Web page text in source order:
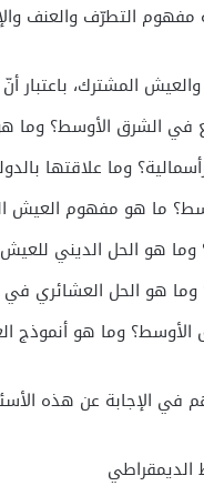
مفهوم التطرّف والعنف
المشترك، باعتبار
في الشرق الأوسط؟
وما علاقتها
ما هو مفهوم العيش
هو الحل الديني
هو الحل العشائري
الأوسط؟ وما هو أنموذج
في الإجابة عن هذه
الديمقراطي